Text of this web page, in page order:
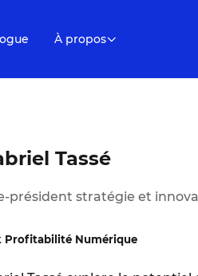
À propos
Tassé
président stratégie et
Profitabilité Numérique